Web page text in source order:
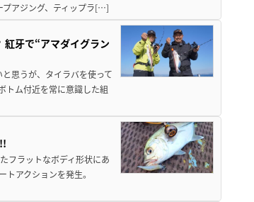
プアジング、ティップラ[…]
紅牙で“アマダイグラン
思うが、タイラバを使って
トム付近を常に意識した組
フラットなボディ形状にあ
アクションを発生。